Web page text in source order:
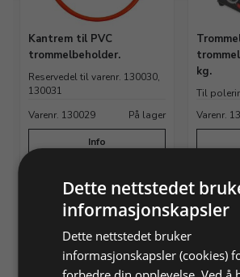
Kantrem til PVC
trommelbeholder.
Reservedel til varenr. 130030,
130031
Varenr. 130029
På lager
Info
kg.
Til
Varenr.
Dette nettstedet
informasjonskapsler
Dette nettstedet bruker
informasjonskapsler (cookies)